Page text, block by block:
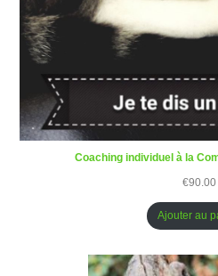
Coaching individuel à la
€90.00
Ajouter au